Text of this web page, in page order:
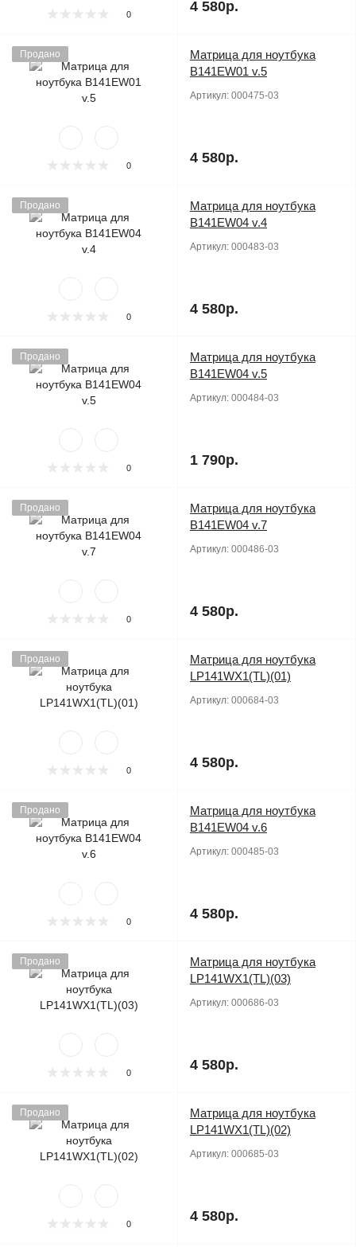
0 4 580р.
Продано
0
Матрица для ноутбука
B141EW01 v.5
Артикул: 000475-03
4 580р.
Продано
0
Матрица для ноутбука
B141EW04 v.4
Артикул: 000483-03
4 580р.
Продано
0
Матрица для ноутбука
B141EW04 v.5
Артикул: 000484-03
1 790р.
Продано
0
Матрица для ноутбука
B141EW04 v.7
Артикул: 000486-03
4 580р.
Продано
0
Матрица для ноутбука
LP141WX1(TL)(01)
Артикул: 000684-03
4 580р.
Продано
0
Матрица для ноутбука
B141EW04 v.6
Артикул: 000485-03
4 580р.
Продано
0
Матрица для ноутбука
LP141WX1(TL)(03)
Артикул: 000686-03
4 580р.
Продано
0
Матрица для ноутбука
LP141WX1(TL)(02)
Артикул: 000685-03
4 580р.